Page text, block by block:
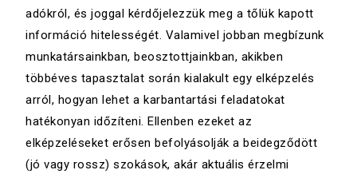
adókról, és joggal kérdőjelezzük meg a tőlük kapott
információ hitelességét. Valamivel jobban megbízunk
munkatársainkban, beosztottjainkban, akikben
többéves tapasztalat során kialakult egy elképzelés
arról, hogyan lehet a karbantartási feladatokat
hatékonyan időzíteni. Ellenben ezeket az
elképzeléseket erősen befolyásolják a beidegződött
(jó vagy rossz) szokások, akár aktuális érzelmi